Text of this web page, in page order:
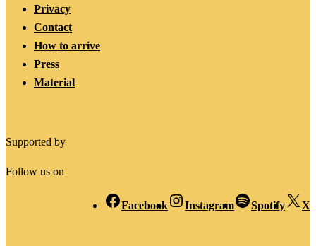
Privacy
Contact
How to arrive
Press
Material
Supported by
Follow us on
Facebook Instagram Spotify X